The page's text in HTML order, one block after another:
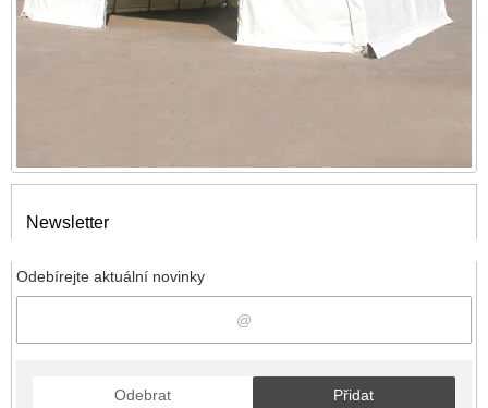
Newsletter
Odebírejte aktuální novinky
Odebrat Přidat